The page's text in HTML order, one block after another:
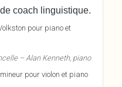
coach linguistique.
pour piano et
– Alan Kenneth, piano
pour violon et piano